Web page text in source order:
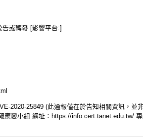
告或轉發 [影響平台:]
2020-25849 (此通報僅在於告知相關資訊，並
變小組 網址：https://info.cert.tanet.edu.tw/